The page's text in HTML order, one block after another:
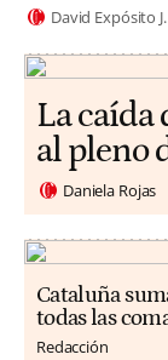
David Expósito J.
La caída
al pleno
Daniela Rojas
Cataluña
todas las
Redacción